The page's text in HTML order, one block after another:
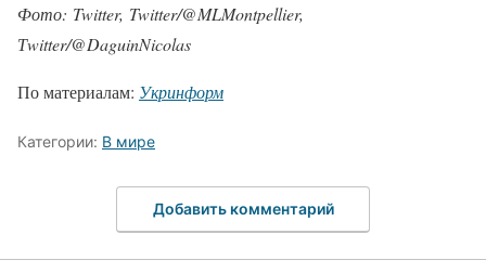
Фото: Twitter, Twitter/@MLMontpellier,
Тwitter/@DaguinNicolas
По материалам: Укринформ
Категории: В мире
Добавить комментарий